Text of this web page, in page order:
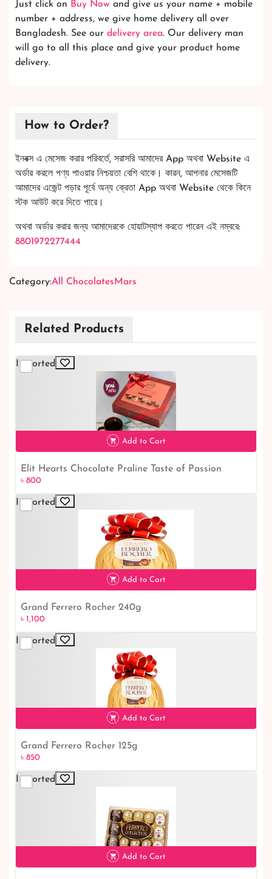
Just click on Buy Now and give us your name + mobile
number + address, we give home delivery all over
Bangladesh. See our delivery area. Our delivery man
will go to all this place and give your product home
delivery.
How to Order?
ইনবক্স এ মেসেজ করার পরিবর্তে, সরাসরি আমাদের App অথবা Website এ
অর্ডার করলে পণ্য পাওয়ার নিশ্চয়তা বেশি থাকে। কারন, আপনার মেসেজটি
আমাদের এজেন্ট পড়ার পূর্বে অন্য ক্রেতা App অথবা Website থেকে কিনে
স্টক আউট করে দিতে পারে।
অথবা অর্ডার করার জন্য আমাদেরকে হোয়াটস্যাপ করতে পারেন এই নম্বরে:
8801972277444
Category:All Chocolates Mars
Related Products
Imported
৳ 800
Add to Cart
Elit Hearts Chocolate Praline Taste of Passion
৳ 800
Imported
৳ 1,100
Add to Cart
Grand Ferrero Rocher 240g
৳ 1,100
Imported
৳ 850
Add to Cart
Grand Ferrero Rocher 125g
৳ 850
Imported
Add to Cart